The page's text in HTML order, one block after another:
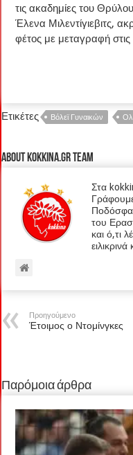
τις ακαδημίες του
Έλενα Μιλεντίγιεβιτς,
φέτος με μεταγραφή
Ετικέτες Βόλεϊ Γυναικών
About kokkina.gr TEAM
Στα
του
και ό,τι
Προηγούμενο
Έτοιμος ο Ντομίνγκες
Παρόμοια άρθρα